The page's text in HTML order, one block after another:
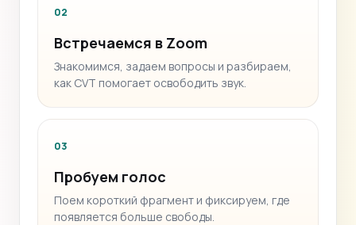
02
Встречаемся в Zoom
Знакомимся, задаем вопросы и разбираем,
как CVT помогает освободить звук.
03
Пробуем голос
Поем короткий фрагмент и фиксируем, где
появляется больше свободы.